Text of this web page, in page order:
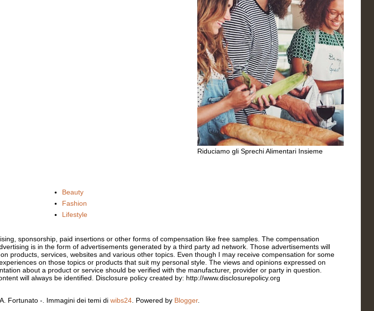
Riduciamo gli Sprechi Alimentari Insieme
Beauty
Fashion
Lifestyle
sponsorship, paid insertions or other forms of compensation like free samples. The compensation
is in the form of advertisements generated by a third party ad network. Those advertisements will
products, services, websites and various other topics. Even though I may receive compensation for some
on those topics or products that suit my personal style. The views and opinions expressed on
about a product or service should be verified with the manufacturer, provider or party in question.
will always be identified. Disclosure policy created by: http://www.disclosurepolicy.org
Fortunato -. Immagini dei temi di wibs24 . Powered by Blogger.